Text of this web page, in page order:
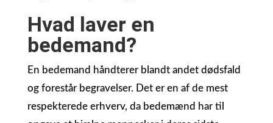
Hvad laver en
bedemand?
En bedemand håndterer blandt andet dødsfald
og forestår begravelser. Det er en af de mest
respekterede erhverv, da bedemænd har til